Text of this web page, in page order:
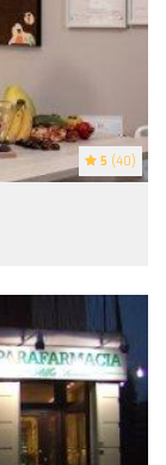
5 (40)